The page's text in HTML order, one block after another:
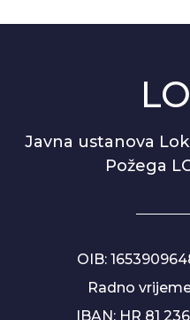
Javna ustanova
Požega
OIB:
Radno
IBAN: HR 81